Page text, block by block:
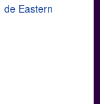
de Eastern